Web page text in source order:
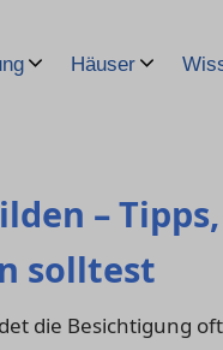
Häuser
– Tipps,
solltest
die Besichtigung